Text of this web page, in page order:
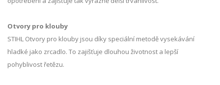
Otvory pro klouby
STIHL Otvory pro klouby jsou díky speciální metodě vysekávání
hladké jako zrcadlo. To zajišťuje dlouhou životnost a lepší
pohyblivost řetězu.